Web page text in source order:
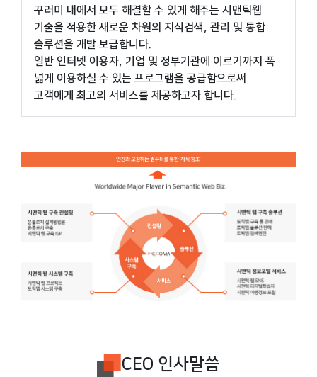
꾸러미 내에서 모두 해결할 수 있게 해주는 시맨틱웹
기술을 적용한 새로운 차원의 지식검색, 관리 및 통합
솔루션을 개발 보급합니다.
일반 인터넷 이용자, 기업 및 정부기관에 이르기까지 폭
넓게 이용하실 수 있는 프로그램을 공급함으로써
고객에게 최고의 서비스를 제공하고자 합니다.
CEO 인사말씀